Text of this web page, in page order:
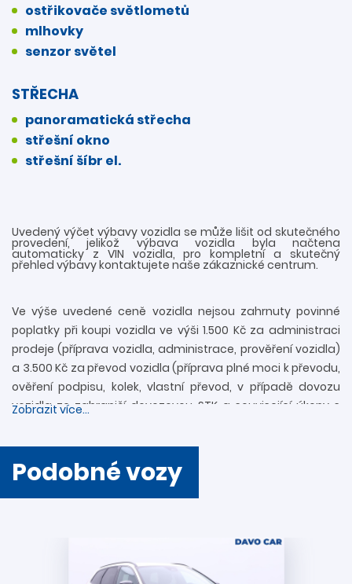
ostřikovače světlometů
mlhovky
senzor světel
STŘECHA
panoramatická střecha
střešní okno
střešní šíbr el.
Uvedený výčet výbavy vozidla se může lišit od skutečného
provedení, jelikož výbava vozidla byla načtena
automaticky z VIN vozidla, pro kompletní a skutečný
přehled výbavy kontaktujete naše zákaznické centrum.
Ve výše uvedené ceně vozidla nejsou zahrnuty povinné
poplatky při koupi vozidla ve výši 1.500 Kč za administraci
prodeje (příprava vozidla, administrace, prověření vozidla)
a 3.500 Kč za převod vozidla (příprava plné moci k převodu,
ověření podpisu, kolek, vlastní převod, v případě dovozu
vozidla ze zahraničí dovozovou STK a související úkony s
prostřednictvím zákaznické linky 739 34 34 34 či přímo v
provozovně. Nejedná se o návrh na uzavření smlouvy
(nabídky) ve smyslu § 1731 a § 1732 zákona č. 89/2012 Sb.,
Občanského zákoníku. Společnost DAVO CAR s.r.o. si
Podmínky akcí a vysvětlení pojmů:
Zobrazit více...
Podobné vozy